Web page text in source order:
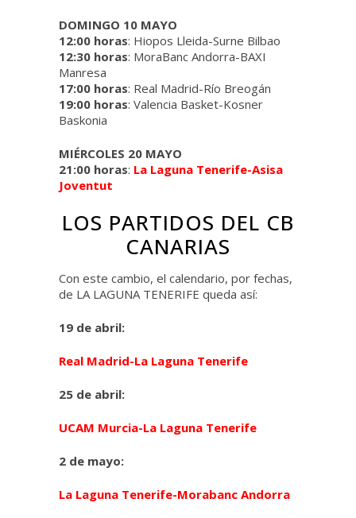
DOMINGO 10 MAYO
12:00 horas: Hiopos Lleida-Surne Bilbao
12:30 horas: MoraBanc Andorra-BAXI
Manresa
17:00 horas: Real Madrid-Río Breogán
19:00 horas: Valencia Basket-Kosner
Baskonia
MIÉRCOLES 20 MAYO
21:00 horas: La Laguna Tenerife-Asisa
Joventut
LOS PARTIDOS DEL CB
CANARIAS
Con este cambio, el calendario, por fechas,
de LA LAGUNA TENERIFE queda así:
19 de abril:
Real Madrid-La Laguna Tenerife
25 de abril:
UCAM Murcia-La Laguna Tenerife
2 de mayo:
La Laguna Tenerife-Morabanc Andorra